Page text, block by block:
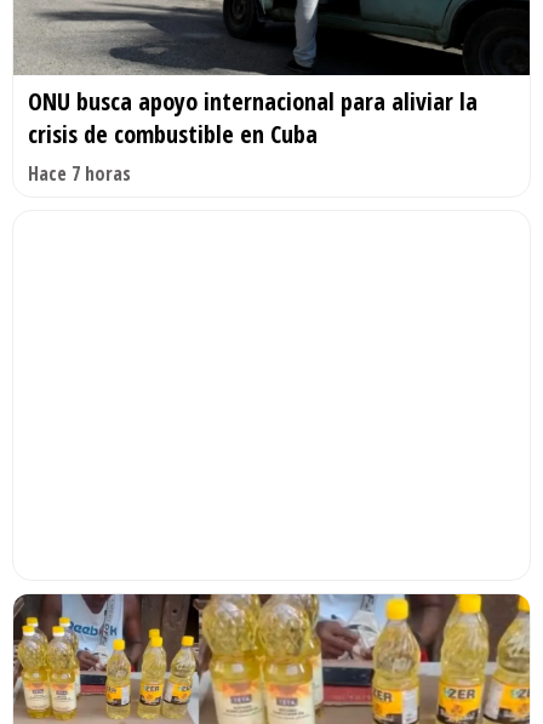
ONU busca apoyo internacional para aliviar la
crisis de combustible en Cuba
Hace 7 horas